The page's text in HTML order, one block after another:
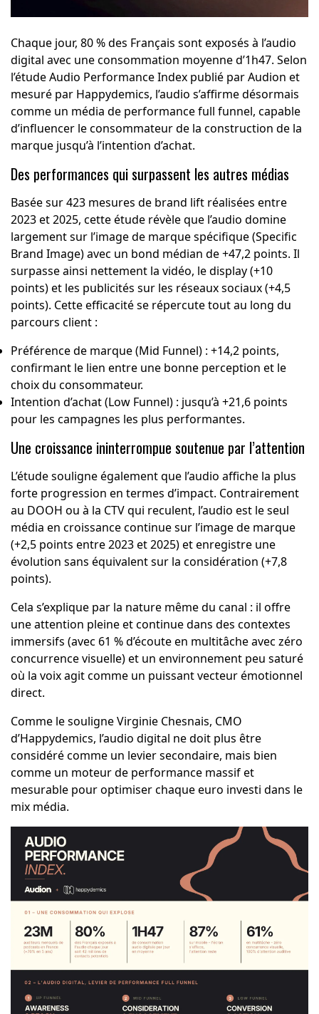
Chaque jour, 80 % des Français sont exposés à l’audio
digital avec une consommation moyenne d’1h47. Selon
l’étude Audio Performance Index publié par Audion et
mesuré par Happydemics, l’audio s’affirme désormais
comme un média de performance full funnel, capable
d’influencer le consommateur de la construction de la
marque jusqu’à l’intention d’achat.
Des performances qui surpassent les autres médias
Basée sur 423 mesures de brand lift réalisées entre
2023 et 2025, cette étude révèle que l’audio domine
largement sur l’image de marque spécifique (Specific
Brand Image) avec un bond médian de +47,2 points. Il
surpasse ainsi nettement la vidéo, le display (+10
points) et les publicités sur les réseaux sociaux (+4,5
points). Cette efficacité se répercute tout au long du
parcours client :
Préférence de marque (Mid Funnel) : +14,2 points,
confirmant le lien entre une bonne perception et le
choix du consommateur.
Intention d’achat (Low Funnel) : jusqu’à +21,6 points
pour les campagnes les plus performantes.
Une croissance ininterrompue soutenue par l’attention
L’étude souligne également que l’audio affiche la plus
forte progression en termes d’impact. Contrairement
au DOOH ou à la CTV qui reculent, l’audio est le seul
média en croissance continue sur l’image de marque
(+2,5 points entre 2023 et 2025) et enregistre une
évolution sans équivalent sur la considération (+7,8
points).
Cela s’explique par la nature même du canal : il offre
une attention pleine et continue dans des contextes
immersifs (avec 61 % d’écoute en multitâche avec zéro
concurrence visuelle) et un environnement peu saturé
où la voix agit comme un puissant vecteur émotionnel
direct.
Comme le souligne Virginie Chesnais, CMO
d’Happydemics, l’audio digital ne doit plus être
considéré comme un levier secondaire, mais bien
comme un moteur de performance massif et
mesurable pour optimiser chaque euro investi dans le
mix média.